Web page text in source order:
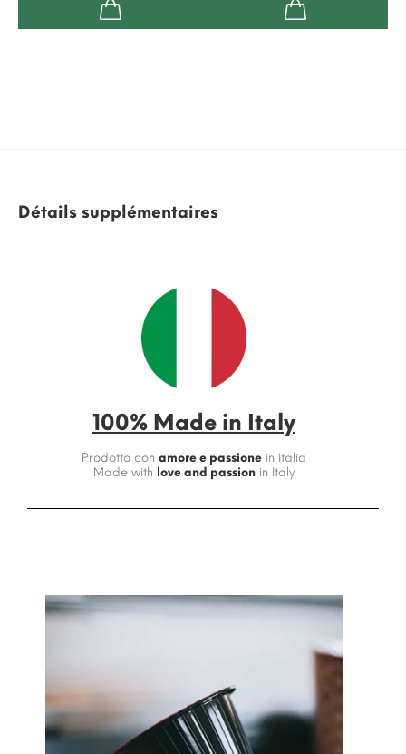
Détails supplémentaires
100% Made in Italy
Prodotto con amore e passione in Italia
Made with love and passionin Italy